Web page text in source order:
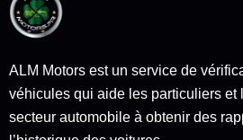
ALM Motors est un service de
véhicules qui aide les particuliers et
secteur automobile à obtenir des